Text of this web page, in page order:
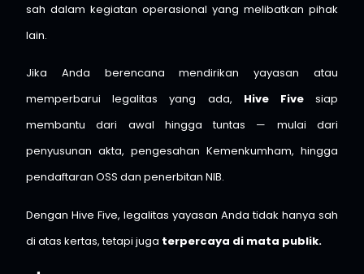
sah dalam kegiatan operasional yang melibatkan pihak
lain.
Jika Anda berencana mendirikan yayasan atau
memperbarui legalitas yang ada, Hive Fivesiap
membantu dari awal hingga tuntas — mulai dari
penyusunan akta, pengesahan Kemenkumham, hingga
pendaftaran OSS dan penerbitan NIB.
Dengan Hive Five, legalitas yayasan Anda tidak hanya sah
di atas kertas, tetapi juga terpercaya di mata publik.